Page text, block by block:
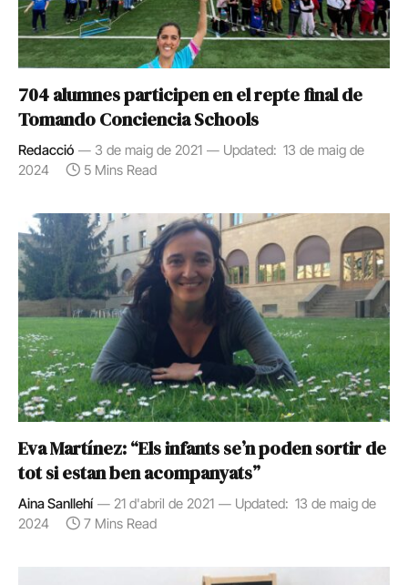
704 alumnes participen en el repte final de
Tomando Conciencia Schools
Redacció 3 de maig de 2021 Updated: 13 de maig de
2024
5 Mins Read
Eva Martínez: “Els infants se’n poden sortir de
tot si estan ben acompanyats”
Aina Sanllehí 21 d'abril de 2021 Updated: 13 de maig de
2024
7 Mins Read